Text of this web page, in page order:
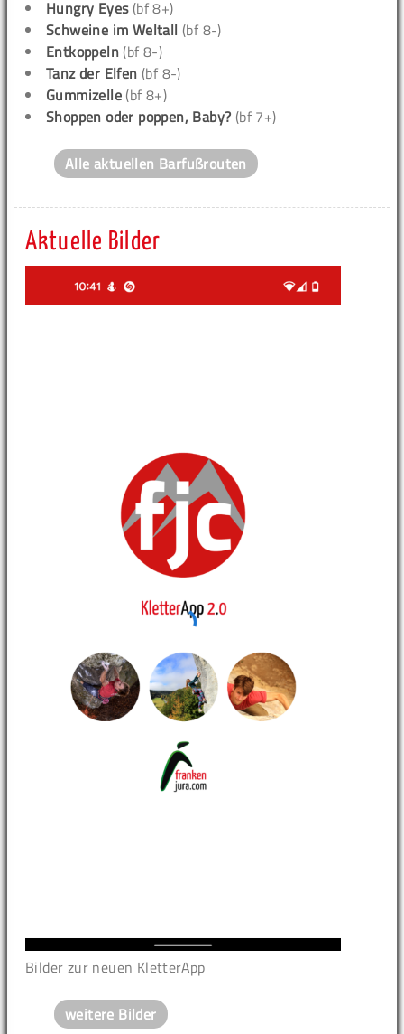
Hungry Eyes(bf 8+)
Schweine im Weltall (bf 8-)
Entkoppeln (bf 8-)
Tanz der Elfen (bf 8-)
Gummizelle (bf 8+)
Shoppen oder poppen, Baby? (bf 7+)
Alle aktuellen Barfußrouten
Aktuelle Bilder
Bilder zur neuen KletterApp
weitere Bilder